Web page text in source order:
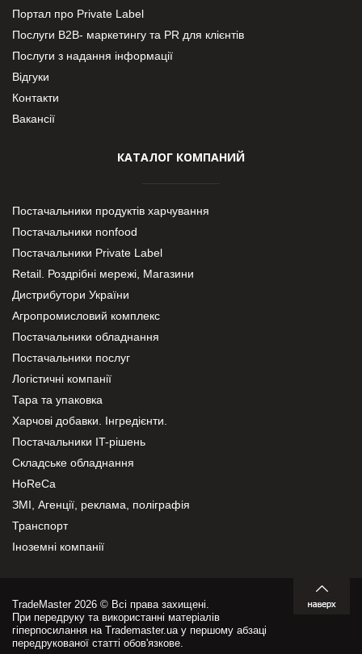
Портал про Private Label
Послуги В2В- маркетингу та PR для клієнтів
Послуги з надання інформації
Відгуки
Контакти
Вакансії
КАТАЛОГ КОМПАНИЙ
Постачальники продуктів харчування
Постачальники nonfood
Постачальники Private Label
Retail. Роздрібні мережі, Магазини
Дистрибутори України
Агропромисловий комплекс
Постачальники обладнання
Постачальники послуг
Логістичні компанії
Тара та упаковка
Харчові добавки. Інгредієнти.
Постачальники IT-рішень
Складське обладнання
HoReCa
ЗМІ, Агенції, реклама, поліграфія
Транспорт
Іноземні компанії
TradeMaster 2026 © Всі права захищені.
При передруку та використанні матеріалів
гіперпосилання на Trademaster.ua у першому абзаці
передрукованої статті обов'язкове.